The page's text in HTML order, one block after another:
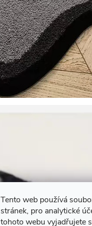
Tento web používá
stránek, pro analytické
tohoto webu vyjadřujete